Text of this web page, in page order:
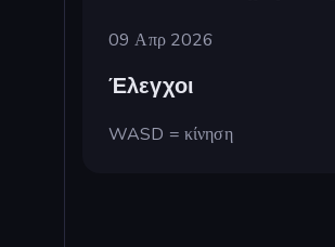
09 Απρ 2026
Έλεγχοι
WASD = κίνηση